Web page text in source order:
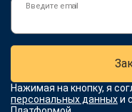
Введите email
Нажимая на кнопку, я
персональных данныхи с